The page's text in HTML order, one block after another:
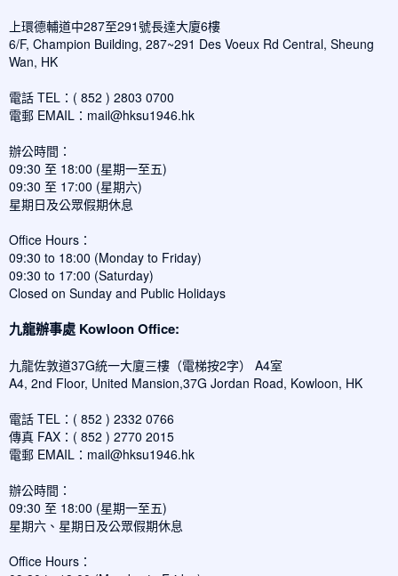
上環德輔道中287至291號長達大廈6樓
6/F, Champion Building, 287~291 Des Voeux Rd Central, Sheung
Wan, HK
電話 TEL：( 852 ) 2803 0700
電郵 EMAIL： mail@hksu1946.hk
辦公時間：
09:30 至 18:00 (星期一至五)
09:30 至 17:00 (星期六)
星期日及公眾假期休息
Office Hours：
09:30 to 18:00 (Monday to Friday)
09:30 to 17:00 (Saturday)
Closed on Sunday and Public Holidays
九龍辦事處 Kowloon Office:
九龍佐敦道37G統一大廈三樓（電梯按2字） A4室
A4, 2nd Floor, United Mansion,37G Jordan Road, Kowloon, HK
電話 TEL：( 852 ) 2332 0766
傳真 FAX：( 852 ) 2770 2015
電郵 EMAIL： mail@hksu1946.hk
辦公時間：
09:30 至 18:00 (星期一至五)
星期六、星期日及公眾假期休息
Office Hours：